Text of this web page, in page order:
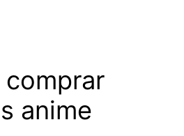
comprar
anime